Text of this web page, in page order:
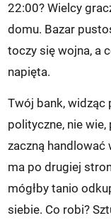
22:00? Wielcy
domu. Bazar
toczy się wojna, a
napięta.
Twój bank, widząc
polityczne, nie
zaczną handlować
ma po drugiej
mógłby tanio
siebie. Co robi?